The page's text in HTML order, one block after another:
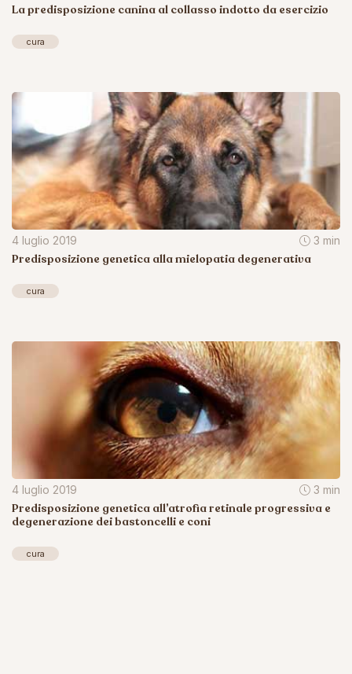
La predisposizione canina al collasso indotto da esercizio
cura
4 luglio 2019 3 min
Predisposizione genetica alla mielopatia degenerativa
cura
4 luglio 2019 3 min
Predisposizione genetica all’atrofia retinale progressiva e
degenerazione dei bastoncelli e coni
cura